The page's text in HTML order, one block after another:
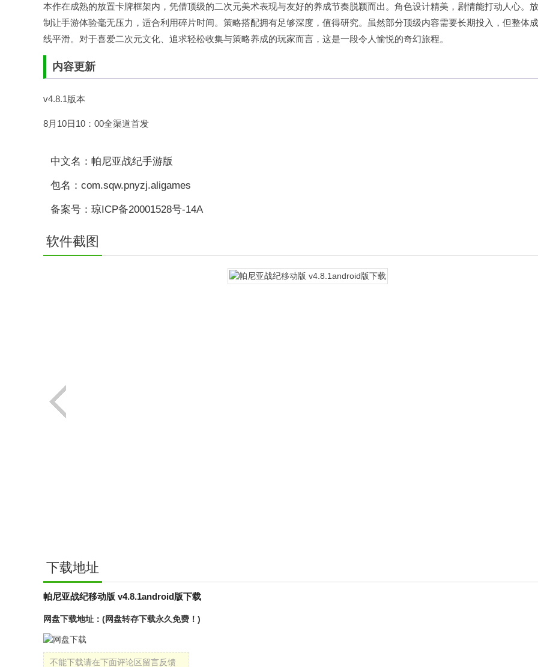
本作在成熟的放置卡牌框架内，凭借顶级的二次元美术表现与友好的养成节奏脱颖而出。角色设计精美，剧情能打动人心。
制让手游体验毫无压力，适合利用碎片时间。策略搭配拥有足够深度，值得研究。虽然部分顶级内容需要长期投入，但整体
线平滑。对于喜爱二次元文化、追求轻松收集与策略养成的玩家而言，这是一段令人愉悦的奇幻旅程。
内容更新
v4.8.1版本
8月10日10：00全渠道首发
中文名：帕尼亚战纪手游版
包名：com.sqw.pnyzj.aligames
备案号：琼ICP备20001528号-14A
软件截图
下载地址
帕尼亚战纪移动版 v4.8.1android版下载
网盘下载地址：(网盘转存下载永久免费！)
不能下载请在下面评论区留言反馈